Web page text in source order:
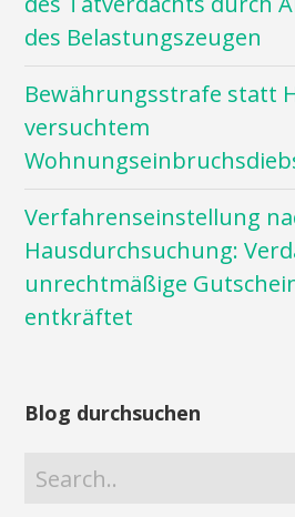
des Belastungszeugen
Bewährungsstrafe statt
versuchtem
Verfahrenseinstellung
Hausdurchsuchung:
unrechtmäßige
entkräftet
Blog durchsuchen